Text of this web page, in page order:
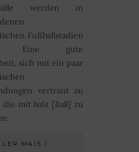
werden in
Fußballstadien
Eine gute
sich mit ein paar
vertraut zu
die mit bola [Ball] zu
LER MAIS |